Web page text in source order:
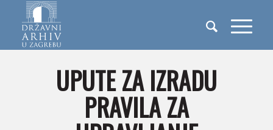
UPUTE ZA IZRADU
PRAVILA ZA